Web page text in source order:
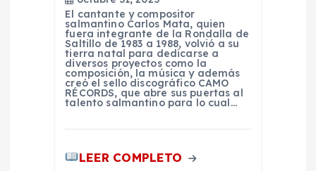
El cantante y compositor
salmantino Carlos Mata, quien
fuera integrante de la Rondalla de
Saltillo de 1983 a 1988, volvió a su
tierra natal para dedicarse a
diversos proyectos como la
composición, la música y además
creó el sello discográfico CAMO
RÉCORDS, que abre sus puertas al
talento salmantino para lo cual…
LEER COMPLETO